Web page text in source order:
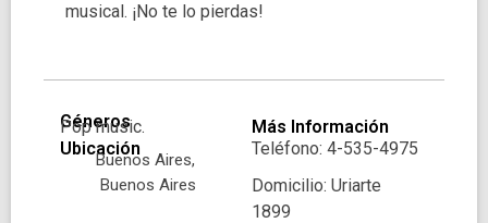
musical. ¡No te lo pierdas!
Géneros
Pop music.
Ubicación
Buenos Aires,
Buenos Aires
Más Información
Teléfono: 4-535-4975
Domicilio: Uriarte
1899